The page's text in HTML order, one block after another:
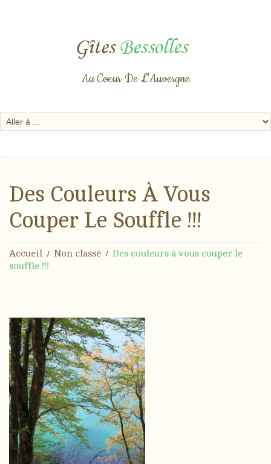
Au Coeur De L'Auvergne
Des Couleurs À Vous
Couper Le Souffle !!!
Accueil Non classé
Des couleurs à vous couper le
souffle !!!